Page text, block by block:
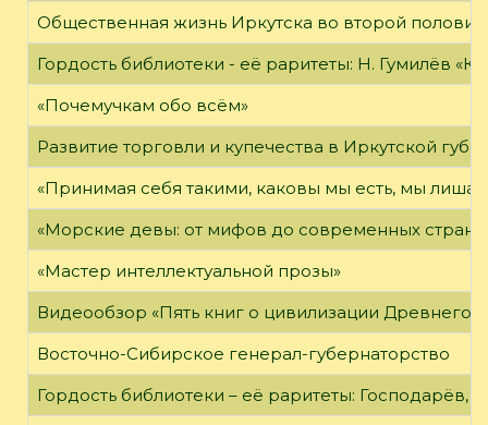
Общественная жизнь Иркутска во второй
Гордость библиотеки - её раритеты: Н. Гумилёв
«Почемучкам обо всём»
Развитие торговли и купечества в Иркутской
«Принимая себя такими, каковы мы есть, мы
«Морские девы: от мифов до современных
«Мастер интеллектуальной прозы»
Видеообзор «Пять книг о цивилизации Древнего
Восточно-Сибирское генерал-губернаторство
Гордость библиотеки – её раритеты: